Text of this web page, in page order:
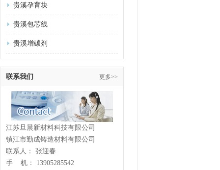
贵溪孕育块
贵溪包芯线
贵溪增碳剂
联系我们 更多>>
江苏旦晨新材料科技有限公司
镇江市勤成铸造材料有限公司
联系人： 张迎春
手 机： 13905285542